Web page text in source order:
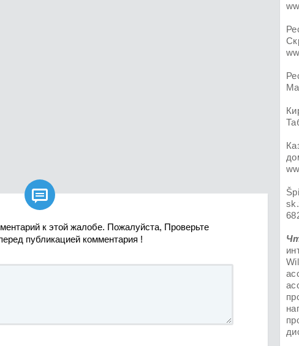

к этой жалобе. Пожалуйста, Проверьте
публикацией комментария !